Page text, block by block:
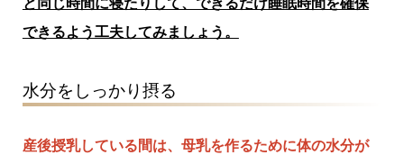
と同じ時間に寝たりして、できるだけ睡眠時間を確保
できるよう工夫してみましょう。
水分をしっかり摂る
産後授乳している間は、母乳を作るために体の水分が